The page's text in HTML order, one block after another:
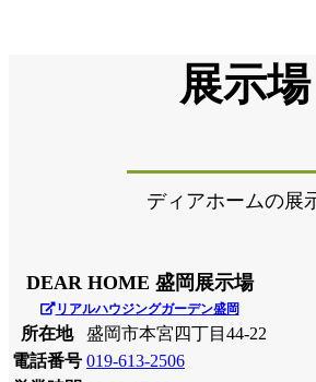
展示場
ディアホームの展
DEAR HOME 盛岡展示場
リアルハウジングガーデン盛岡
所在地
盛岡市本宮四丁目44-22
電話番号 019-613-2506